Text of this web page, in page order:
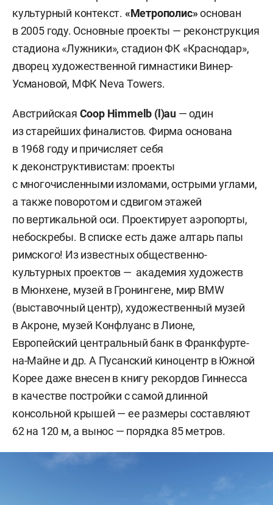
культурный контекст. «Метрополис»основан
в 2005 году. Основные проекты — реконструкция
стадиона «Лужники», стадион ФК «Краснодар»,
дворец художественной гимнастики Винер-
Усмановой, МФК Neva Towers.
Австрийская Coop Himmelb (l)au — один
из старейших финалистов. Фирма основана
в 1968 году и причисляет себя
к деконструктивистам: проекты
с многочисленными изломами, острыми углами,
а также поворотом и сдвигом этажей
по вертикальной оси. Проектирует аэропорты,
небоскребы. В списке есть даже алтарь папы
римского! Из известных общественно-
культурных проектов — академия художеств
в Мюнхене, музей в Гронингене, мир BMW
(выставочный центр), художественный музей
в Акроне, музей Конфлуанс в Лионе,
Европейский центральный банк в Франкфурте-
на-Майне и др. А Пусанский киноцентр в Южной
Корее даже внесен в книгу рекордов Гиннесса
в качестве постройки с самой длинной
консольной крышей — ее размеры составляют
62 на 120 м, а вынос — порядка 85 метров.